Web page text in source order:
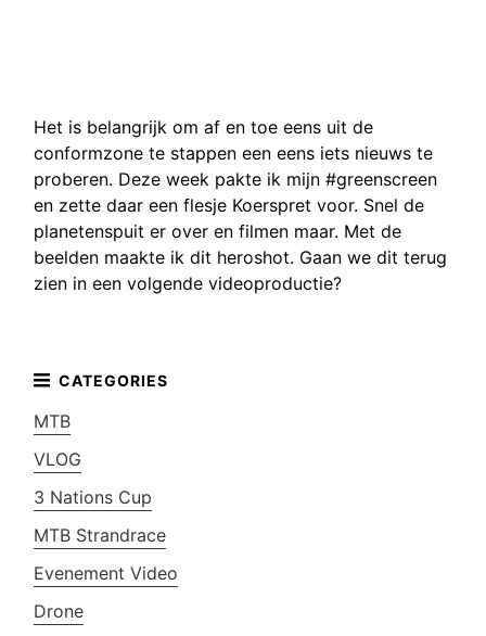
Het is belangrijk om af en toe eens uit de
conformzone te stappen een eens iets nieuws te
proberen. Deze week pakte ik mijn #greenscreen
en zette daar een flesje Koerspret voor. Snel de
planetenspuit er over en filmen maar. Met de
beelden maakte ik dit heroshot. Gaan we dit terug
zien in een volgende videoproductie?
MTB
VLOG
3 Nations Cup
MTB Strandrace
Evenement Video
Drone